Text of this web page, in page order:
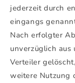
jederzeit durch
eingangs
Nach erfolgter
unverzüglich
Verteiler
weitere Nutzung